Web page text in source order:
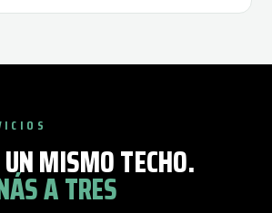
MISMO TECHO.
A TRES